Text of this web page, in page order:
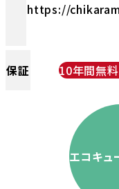
https://
保証 10年間無
エコキュ